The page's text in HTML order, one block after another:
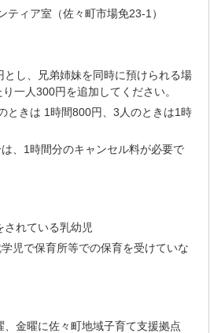
ィア室（佐々町市場免23-1）
し、兄弟姉妹を同時に預けられる場
一人300円を追加してください。
ときは 1時間800円、3人のときは1時
、1時間分のキャンセル料が必要で
れている乳幼児
児で保育所等での保育を受けていな
金曜に佐々町地域子育て支援拠点